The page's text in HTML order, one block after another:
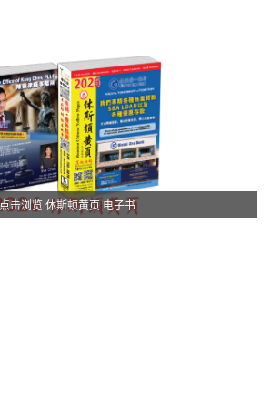
点击浏览 休斯顿黄页 电子书